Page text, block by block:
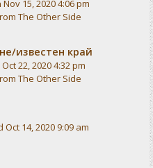
Nov 15, 2020 4:06 pm
The Other Side
известен край
22, 2020 4:32 pm
The Other Side
Oct 14, 2020 9:09 am